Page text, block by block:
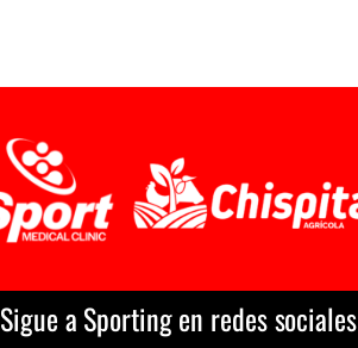
Sigue a Sporting en redes sociales